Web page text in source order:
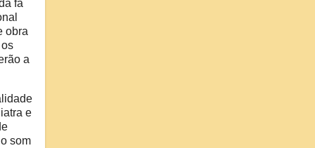
fã
obra
a
e
som